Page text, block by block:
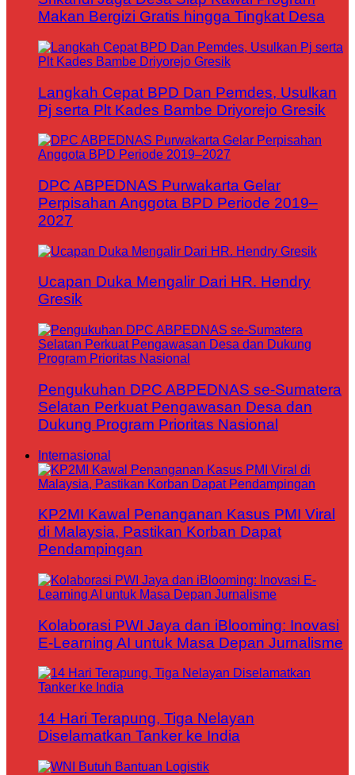
Makan Bergizi Gratis hingga Tingkat Desa
Langkah Cepat BPD Dan Pemdes, Usulkan
Pj serta Plt Kades Bambe Driyorejo Gresik
DPC ABPEDNAS Purwakarta Gelar
Perpisahan Anggota BPD Periode 2019–
2027
Ucapan Duka Mengalir Dari HR. Hendry
Gresik
Pengukuhan DPC ABPEDNAS se-Sumatera
Selatan Perkuat Pengawasan Desa dan
Dukung Program Prioritas Nasional
Internasional
KP2MI Kawal Penanganan Kasus PMI Viral
di Malaysia, Pastikan Korban Dapat
Pendampingan
Kolaborasi PWI Jaya dan iBlooming: Inovasi
E-Learning AI untuk Masa Depan Jurnalisme
14 Hari Terapung, Tiga Nelayan
Diselamatkan Tanker ke India